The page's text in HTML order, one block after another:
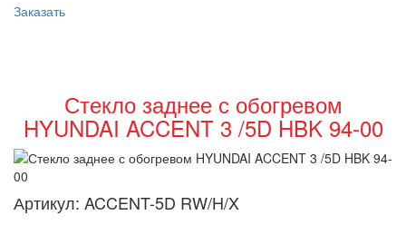
Заказать
Стекло заднее с обогревом
HYUNDAI ACCENT 3 /5D HBK 94-00
Артикул: ACCENT-5D RW/H/X